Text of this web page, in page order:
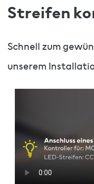
Streifen
Schnell zum
unserem